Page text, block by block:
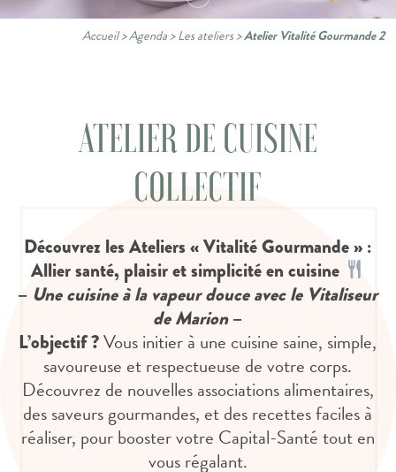
Accueil>Agenda>Les ateliers>Atelier Vitalité Gourmande 2
ATELIER DE CUISINE
COLLECTIF
Découvrez les Ateliers « Vitalité Gourmande » :
Allier santé, plaisir et simplicité en cuisine
– Une cuisine à la vapeur douce avec le Vitaliseur
de Marion–
L’objectif ?Vous initier à une cuisine saine, simple,
savoureuse et respectueuse de votre corps.
Découvrez de nouvelles associations alimentaires,
des saveurs gourmandes, et des recettes faciles à
réaliser, pour booster votre Capital-Santé tout en
vous régalant.